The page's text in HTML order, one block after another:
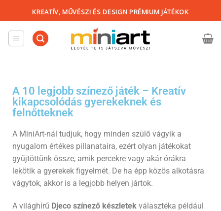
KREATÍV, MŰVÉSZI ÉS DESIGN PRÉMIUM JÁTÉKOK
A 10 legjobb színező játék – Kreatív
kikapcsolódás gyerekeknek és
felnőtteknek
A MiniArt-nál tudjuk, hogy minden szülő vágyik a
nyugalom értékes pillanataira, ezért olyan játékokat
gyűjtöttünk össze, amik percekre vagy akár órákra
lekötik a gyerekek figyelmét. De ha épp közös alkotásra
vágytok, akkor is a legjobb helyen jártok.
A világhírű Djeco színező készletek választéka például